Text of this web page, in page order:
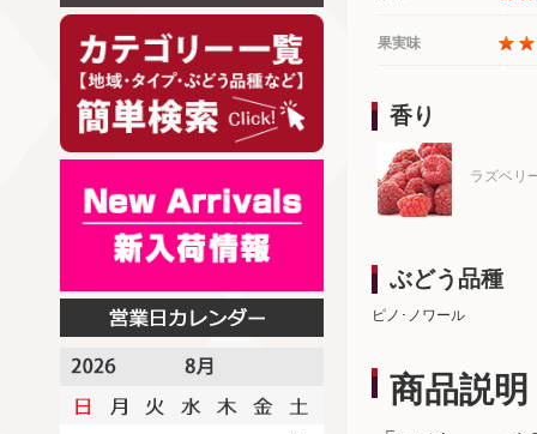
果実味
香り
ラズベリ
ぶどう品種
ピノ･ノワール
商品説明